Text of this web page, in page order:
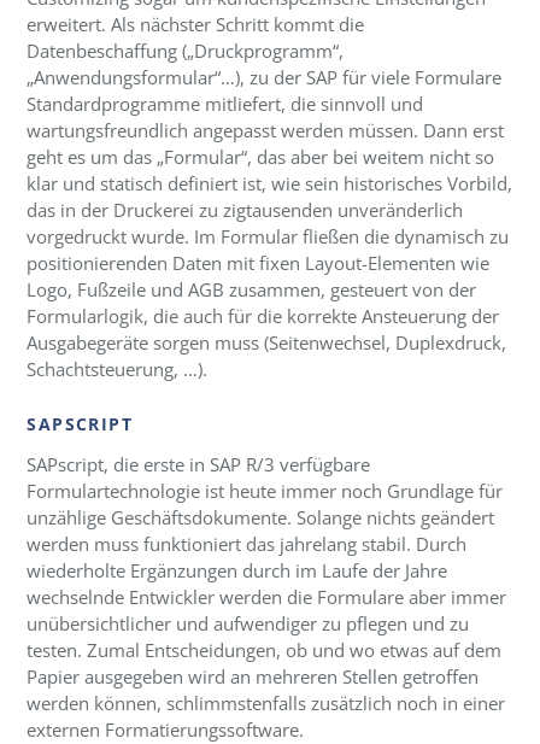
erweitert. Als nächster Schritt kommt die
Datenbeschaffung („Druckprogramm“,
„Anwendungsformular“…), zu der SAP für viele Formulare
Standardprogramme mitliefert, die sinnvoll und
wartungsfreundlich angepasst werden müssen. Dann erst
geht es um das „Formular“, das aber bei weitem nicht so
klar und statisch definiert ist, wie sein historisches Vorbild,
das in der Druckerei zu zigtausenden unveränderlich
vorgedruckt wurde. Im Formular fließen die dynamisch zu
positionierenden Daten mit fixen Layout-Elementen wie
Logo, Fußzeile und AGB zusammen, gesteuert von der
Formularlogik, die auch für die korrekte Ansteuerung der
Ausgabegeräte sorgen muss (Seitenwechsel, Duplexdruck,
Schachtsteuerung, …).
SAPSCRIPT
SAPscript, die erste in SAP R/3 verfügbare
Formulartechnologie ist heute immer noch Grundlage für
unzählige Geschäftsdokumente. Solange nichts geändert
werden muss funktioniert das jahrelang stabil. Durch
wiederholte Ergänzungen durch im Laufe der Jahre
wechselnde Entwickler werden die Formulare aber immer
unübersichtlicher und aufwendiger zu pflegen und zu
testen. Zumal Entscheidungen, ob und wo etwas auf dem
Papier ausgegeben wird an mehreren Stellen getroffen
werden können, schlimmstenfalls zusätzlich noch in einer
externen Formatierungssoftware.